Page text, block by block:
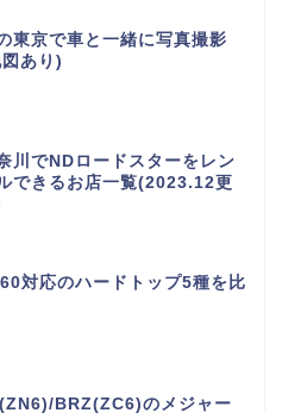
東京で車と一緒に写真撮影
あり)
川でNDロードスターをレン
できるお店一覧(2023.12更
対応のハードトップ5種を比
BRZ(ZC6)のメジャー
S660について
メンテナンス